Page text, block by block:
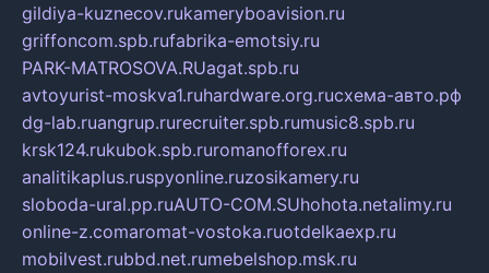
gildiya-kuznecov.rukameryboavision.ru
griffoncom.spb.rufabrika-emotsiy.ru
PARK-MATROSOVA.RUagat.spb.ru
avtoyurist-moskva1.ruhardware.org.ruсхема-авто.рф
dg-lab.ruangrup.rurecruiter.spb.rumusic8.spb.ru
krsk124.rukubok.spb.ruromanofforex.ru
analitikaplus.ruspyonline.ruzosikamery.ru
sloboda-ural.pp.ruAUTO-COM.SUhohota.netalimy.ru
online-z.comaromat-vostoka.ruotdelkaexp.ru
mobilvest.rubbd.net.rumebelshop.msk.ru